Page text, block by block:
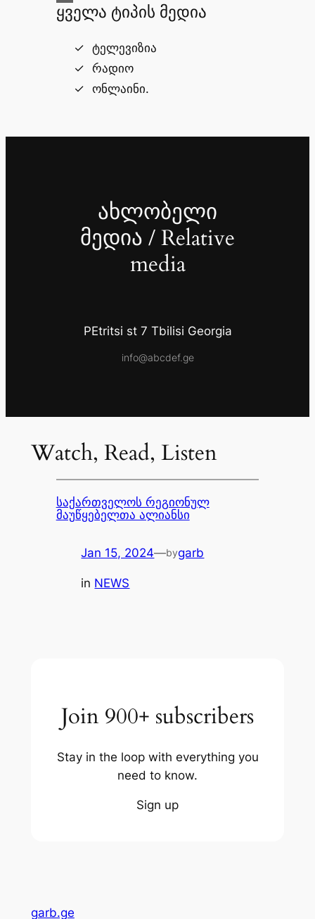
ყველა ტიპის მედია
ტელევიზია
რადიო
ონლაინი.
ახლობელი
მედია / Relative
media
PEtritsi st 7 Tbilisi Georgia
info@abcdef.ge
Watch, Read, Listen
საქართველოს რეგიონულ
მაუწყებელთა ალიანსი
Jan 15, 2024—bygarb
in NEWS
Join 900+ subscribers
Stay in the loop with everything you
need to know.
Sign up
garb.ge